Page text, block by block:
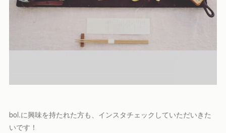
bol.に興味を持たれた方も、インスタチェックしていただいきた
いです！